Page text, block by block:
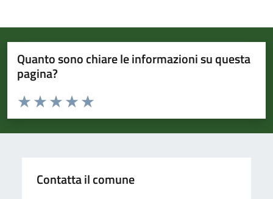
Quanto sono chiare le informazioni su questa
pagina?
Valuta da 1 a 5 stelle la pagina
Valuta 5 stelle su 5
Valuta 4 stelle su 5
Valuta 3 stelle su 5
Valuta 2 stelle su 5
Valuta 1 stelle su 5
Contatta il comune